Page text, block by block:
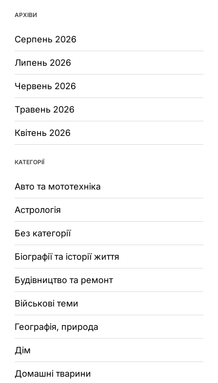
АРХІВИ
Серпень 2026
Липень 2026
Червень 2026
Травень 2026
Квітень 2026
КАТЕГОРІЇ
Авто та мототехніка
Астрологія
Без категорії
Біографії та історії життя
Будівництво та ремонт
Військові теми
Географія, природа
Дім
Домашні тварини